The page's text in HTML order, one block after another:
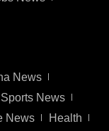
News
Sports News
News Health